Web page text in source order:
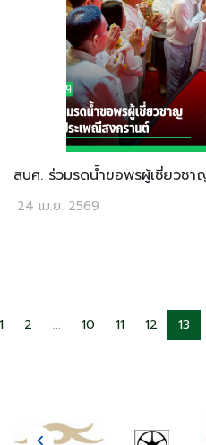
สบศ. ร่วมรดน้ำขอพรผู้เชี่ยวช
24 เม.ย. 2569
1 2 ... 10 11 12 13